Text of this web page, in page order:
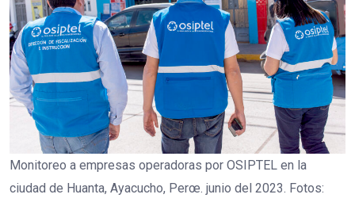
Monitoreo a empresas operadoras por OSIPTEL en la
ciudad de Huanta, Ayacucho, Perœ. junio del 2023. Fotos: